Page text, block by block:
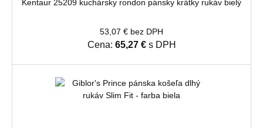
Kentaur 25209 kuchársky rondon pánsky krátky rukáv bielý
53,07 € bez DPH
Cena: 65,27 €s DPH